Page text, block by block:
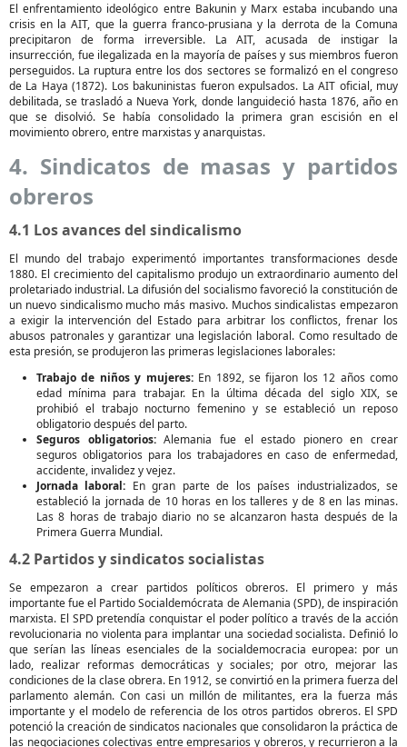
El enfrentamiento ideológico entre Bakunin y Marx estaba incubando una
crisis en la AIT, que la guerra franco-prusiana y la derrota de la Comuna
precipitaron de forma irreversible. La AIT, acusada de instigar la
insurrección, fue ilegalizada en la mayoría de países y sus miembros fueron
perseguidos. La ruptura entre los dos sectores se formalizó en el congreso
de La Haya (1872). Los bakuninistas fueron expulsados. La AIT oficial, muy
debilitada, se trasladó a Nueva York, donde languideció hasta 1876, año en
que se disolvió. Se había consolidado la primera gran escisión en el
movimiento obrero, entre marxistas y anarquistas.
4. Sindicatos de masas y partidos
obreros
4.1 Los avances del sindicalismo
El mundo del trabajo experimentó importantes transformaciones desde
1880. El crecimiento del capitalismo produjo un extraordinario aumento del
proletariado industrial. La difusión del socialismo favoreció la constitución de
un nuevo sindicalismo mucho más masivo. Muchos sindicalistas empezaron
a exigir la intervención del Estado para arbitrar los conflictos, frenar los
abusos patronales y garantizar una legislación laboral. Como resultado de
esta presión, se produjeron las primeras legislaciones laborales:
Trabajo de niños y mujeres:En 1892, se fijaron los 12 años como
edad mínima para trabajar. En la última década del siglo XIX, se
prohibió el trabajo nocturno femenino y se estableció un reposo
obligatorio después del parto.
Seguros obligatorios:Alemania fue el estado pionero en crear
seguros obligatorios para los trabajadores en caso de enfermedad,
accidente, invalidez y vejez.
Jornada laboral: En gran parte de los países industrializados, se
estableció la jornada de 10 horas en los talleres y de 8 en las minas.
Las 8 horas de trabajo diario no se alcanzaron hasta después de la
Primera Guerra Mundial.
4.2 Partidos y sindicatos socialistas
Se empezaron a crear partidos políticos obreros. El primero y más
importante fue el Partido Socialdemócrata de Alemania (SPD), de inspiración
marxista. El SPD pretendía conquistar el poder político a través de la acción
revolucionaria no violenta para implantar una sociedad socialista. Definió lo
que serían las líneas esenciales de la socialdemocracia europea: por un
lado, realizar reformas democráticas y sociales; por otro, mejorar las
condiciones de la clase obrera. En 1912, se convirtió en la primera fuerza del
parlamento alemán. Con casi un millón de militantes, era la fuerza más
importante y el modelo de referencia de los otros partidos obreros. El SPD
potenció la creación de sindicatos nacionales que consolidaron la práctica de
las negociaciones colectivas entre empresarios y obreros, y recurrieron a la